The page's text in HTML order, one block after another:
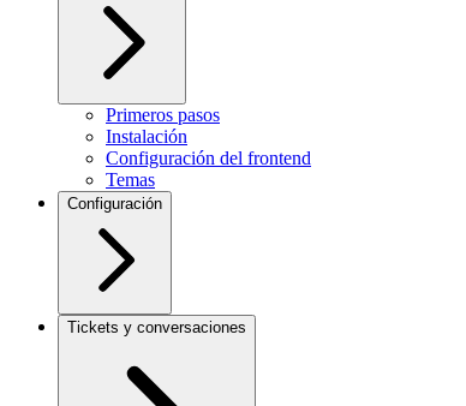
Primeros pasos
Instalación
Configuración del frontend
Temas
Configuración
Tickets y conversaciones